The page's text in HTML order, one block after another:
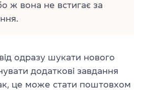
ж вона не встигає за
одразу шукати нового
додаткові завдання
це може стати поштовхом